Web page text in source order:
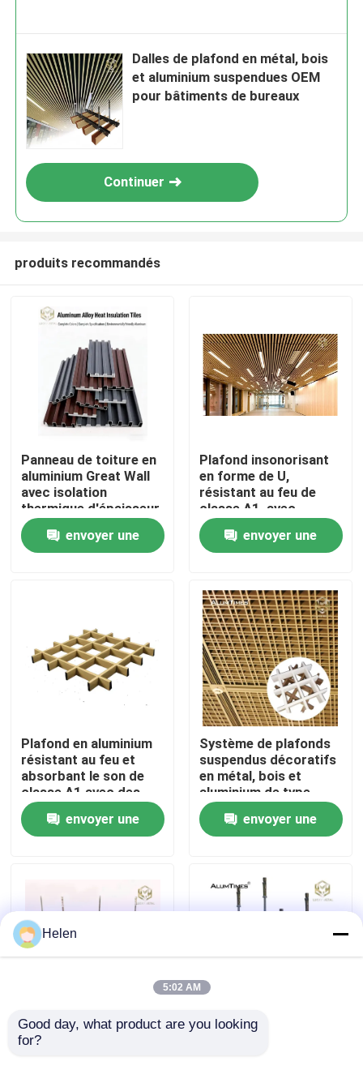
Produits
A propos de nous
Visite d'usine
Contrôle de la qualité
nouvelles
Tous les cas
Dalles de plafond en métal, bois
et aluminium suspendues OEM
pour bâtiments de bureaux
Continuer
produits recommandés
Panneau de toiture en
aluminium Great Wall
avec isolation
thermique d'épaisseur
personnalisée,
revêtement de toit
extérieur étanche et
commerciales
envoyer une
Plafond insonorisant
en forme de U,
résistant au feu de
classe A1, avec
couleurs
personnalisables pour
un usage commercial
envoyer une
Plafond en aluminium
résistant au feu et
absorbant le son de
classe A1 avec des
couleurs
personnalisables pour
le système de plafond
envoyer une
Système de plafonds
suspendus décoratifs
en métal, bois et
aluminium de type
usine
envoyer une
Plafond en aluminium
avec absorption
Plafond en aluminium
Helen
5:02 AM
Good day, what product are you looking
for?